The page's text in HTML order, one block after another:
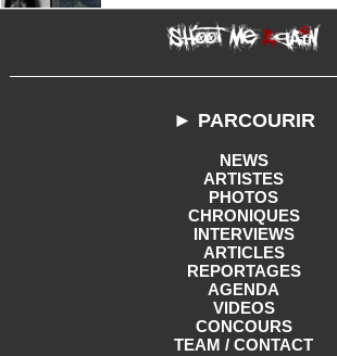
► PARCOURIR
NEWS
ARTISTES
PHOTOS
CHRONIQUES
INTERVIEWS
ARTICLES
REPORTAGES
AGENDA
VIDEOS
CONCOURS
TEAM / CONTACT